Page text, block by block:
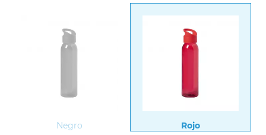
Negro Rojo